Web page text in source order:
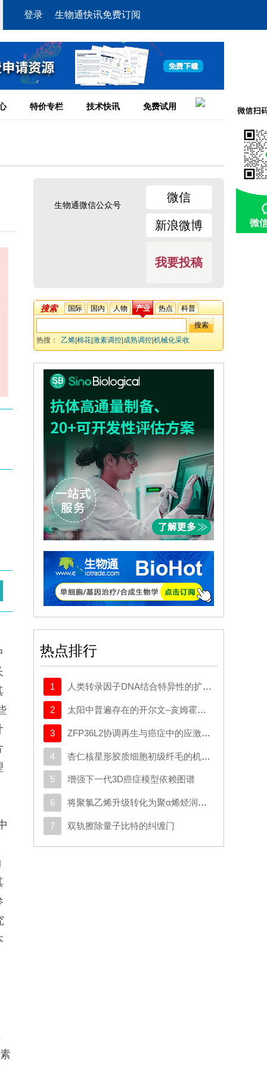
登录 生物通快讯免费订阅
特价专栏 技术快讯 免费试用
生物通微信公众号
微信
新浪微博
我要投稿
搜索 国际 国内 人物 产业 热点 科普
热搜： 乙烯 棉花 激素调控 成熟调控 机械化采收
热点排行
1 人类转录因子DNA结合特异性的扩展密码本
2 太阳中普遍存在的开尔文–亥姆霍兹不稳定性驱动等离子体混合
3 ZFP36L2协调再生与癌症中的应激适应性可塑性
4 杏仁核星形胶质细胞初级纤毛的机制与应激行为密切相关。
5 增强下一代3D癌症模型依赖图谱
6 将聚氯乙烯升级转化为聚α烯烃润滑剂
7 双轨擦除量子比特的纠缠门